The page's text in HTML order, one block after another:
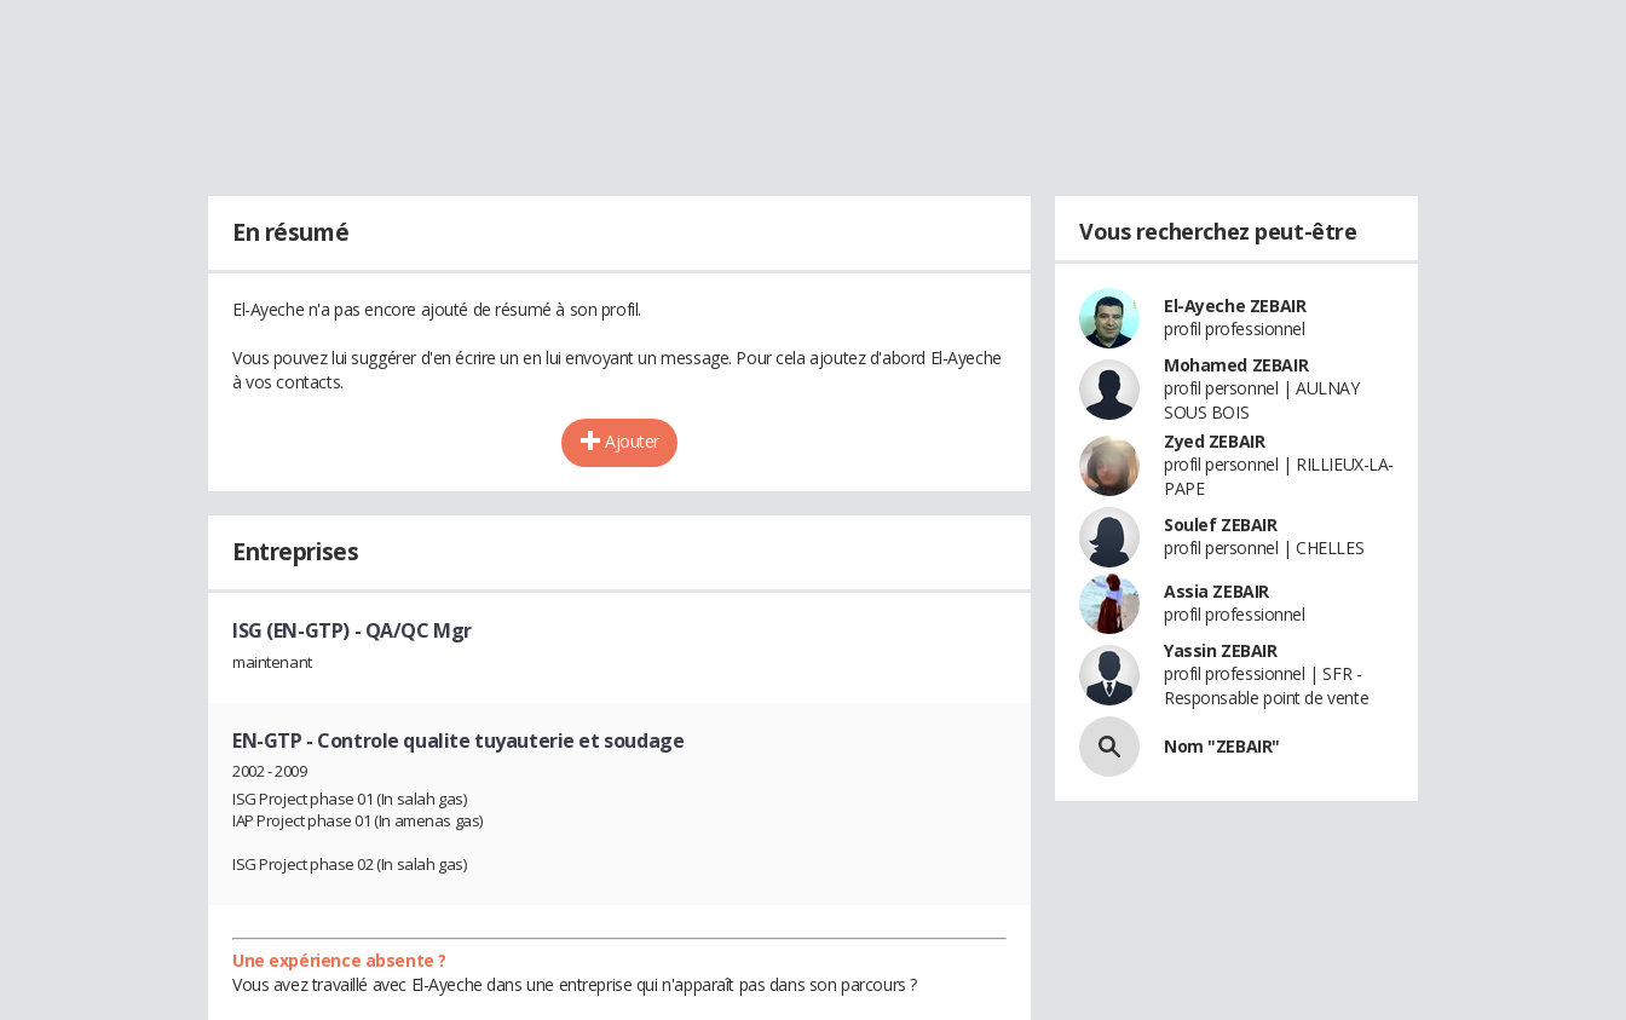
En résumé
El-Ayeche n'a pas encore ajouté de résumé à son profil.
Vous pouvez lui suggérer d'en écrire un en lui envoyant un message. Pour cela ajoutez d'abord El-Ayeche
à vos contacts.
Ajouter
Entreprises
ISG (EN-GTP)- QA/QC Mgr
maintenant
EN-GTP - Controle qualite tuyauterie et soudage
2002 - 2009
ISG Project phase 01 (In salah gas)
IAP Project phase 01 (In amenas gas)
ISG Project phase 02 (In salah gas)
Une expérience absente ?
Vous avez travaillé avec El-Ayeche dans une entreprise qui n'apparaît pas dans son parcours ?
Vous recherchez peut-être
El-Ayeche ZEBAIR
profil professionnel
Mohamed ZEBAIR
profil personnel | AULNAY
SOUS BOIS
Zyed ZEBAIR
profil personnel | RILLIEUX-LA-
PAPE
Soulef ZEBAIR
profil personnel | CHELLES
Assia ZEBAIR
profil professionnel
Yassin ZEBAIR
profil professionnel | SFR -
Responsable point de vente
Nom "ZEBAIR"